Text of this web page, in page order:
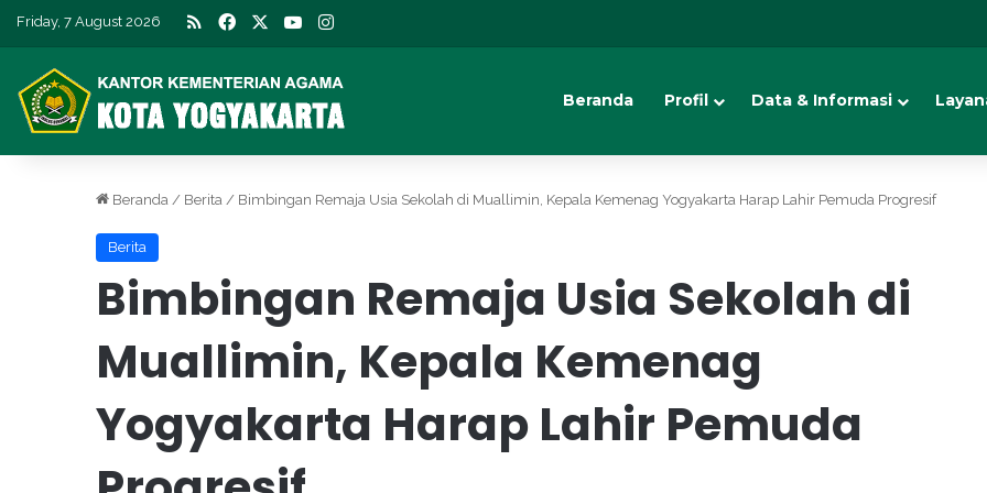
Friday, 7 August 2026 RSS Facebook YouTube
Beranda Profil Data & Informasi
Beranda / Berita / Bimbingan Remaja Usia Sekolah di Muallimin, Kepala Kemenag Yogyakarta Harap Lahir Pemuda Progresif
Berita
Bimbingan Remaja Usia Sekolah di
Muallimin, Kepala Kemenag
Yogyakarta Harap Lahir Pemuda